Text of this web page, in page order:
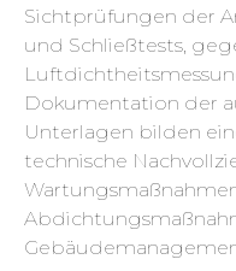
Sichtprüfungen der
und Schließtests,
Dokumentation der
Unterlagen bilden
technische